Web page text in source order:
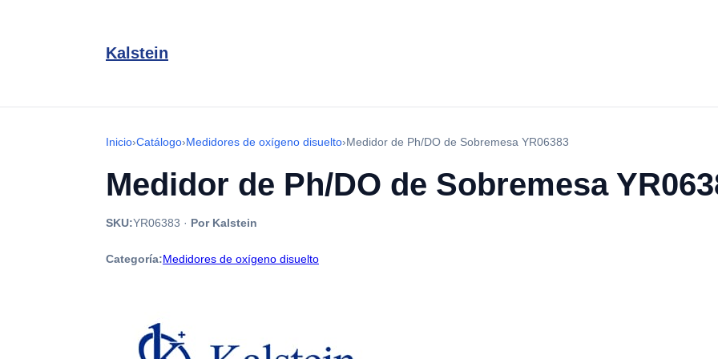
Kalstein
Inicio›Catálogo›Medidores de oxígeno disuelto›Medidor de Ph/DO de Sobremesa YR06383
Medidor de Ph/DO de Sobremesa
SKU:YR06383 · Por Kalstein
Categoría:Medidores de oxígeno disuelto